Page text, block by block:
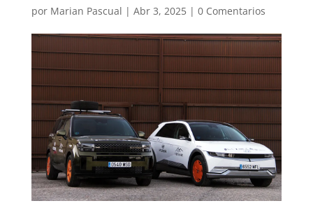
por Marian Pascual | Abr 3, 2025| 0 Comentarios